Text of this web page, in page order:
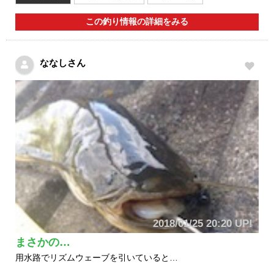
この釣り情報の詳細をみる
ななしさん
2018/01/25 20:20 UP!
まさかの…
用水路でリズムウェーブを引いていると…